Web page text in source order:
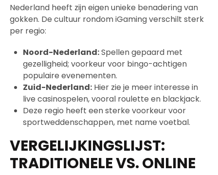
Nederland heeft zijn eigen unieke benadering van
gokken. De cultuur rondom iGaming verschilt sterk
per regio:
Noord-Nederland:Spellen gepaard met
gezelligheid; voorkeur voor bingo-achtigen
populaire evenementen.
Zuid-Nederland: Hier zie je meer interesse in
live casinospelen, vooral roulette en blackjack.
Deze regio heeft een sterke voorkeur voor
sportweddenschappen, met name voetbal.
VERGELIJKINGSLIJST:
TRADITIONELE VS. ONLINE